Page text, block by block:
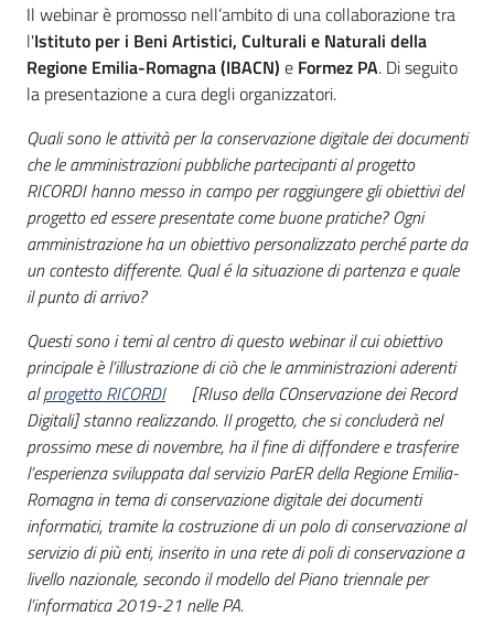
Il webinar è promosso nell’ambito di una collaborazione tra
l'Istituto per i Beni Artistici, Culturali e Naturali della
Regione Emilia-Romagna (IBACN) e Formez PA. Di seguito
la presentazione a cura degli organizzatori.
Quali sono le attività per la conservazione digitale dei documenti
che le amministrazioni pubbliche partecipanti al progetto
RICORDI hanno messo in campo per raggiungere gli obiettivi del
progetto ed essere presentate come buone pratiche? Ogni
amministrazione ha un obiettivo personalizzato perché parte da
un contesto differente. Qual é la situazione di partenza e quale
il punto di arrivo?
Questi sono i temi al centro di questo webinar il cui obiettivo
principale è l’illustrazione di ciò che le amministrazioni aderenti
alprogetto RICORDI
[RIuso della COnservazione dei Record
Digitali] stanno realizzando. Il progetto, che si concluderà nel
prossimo mese di novembre, ha il fine di diffondere e trasferire
l’esperienza sviluppata dal servizio ParER della Regione Emilia-
Romagna in tema di conservazione digitale dei documenti
informatici, tramite la costruzione di un polo di conservazione al
servizio di più enti, inserito in una rete di poli di conservazione a
livello nazionale, secondo il modello del Piano triennale per
l’informatica 2019-21 nelle PA.